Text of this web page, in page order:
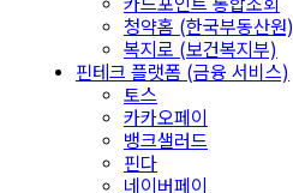
청약홈 (한국부동산원)
복지로 (보건복지부)
핀테크 플랫폼 (금융 서비스)
토스
카카오페이
뱅크샐러드
핀다
네이버페이